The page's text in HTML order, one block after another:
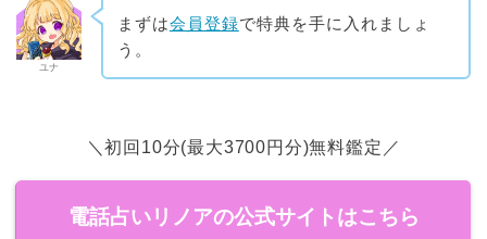
ユナ
まずは会員登録で特典を手に入れましょ
う。
＼初回10分(最大3700円分)無料鑑定／
電話占いリノアの公式サイトはこちら